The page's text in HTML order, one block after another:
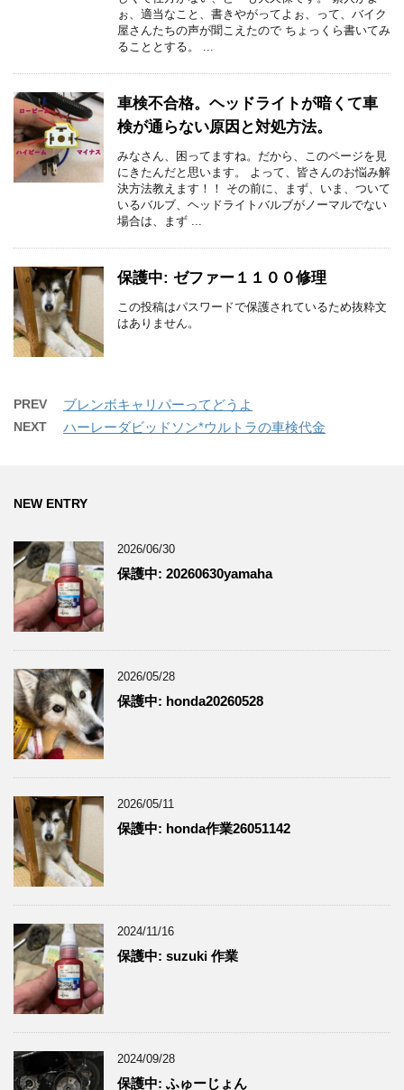
ぉ、適当なこと、書きやがってよぉ、って、バイク
屋さんたちの声が聞こえたので ちょっくら書いてみ
ることとする。 ...
車検不合格。ヘッドライトが暗くて車
検が通らない原因と対処方法。
みなさん、困ってますね。だから、このページを見
にきたんだと思います。 よって、皆さんのお悩み解
決方法教えます！！ その前に、まず、いま、ついて
いるバルブ、ヘッドライトバルブがノーマルでない
場合は、まず ...
保護中: ゼファー１１００修理
この投稿はパスワードで保護されているため抜粋文
はありません。
PREV ブレンボキャリパーってどうよ
NEXT ハーレーダビッドソン*ウルトラの車検代金
NEW ENTRY
2026/06/30
保護中: 20260630yamaha
2026/05/28
保護中: honda20260528
2026/05/11
保護中: honda作業26051142
2024/11/16
保護中: suzuki 作業
2024/09/28
保護中: ふゅーじょん